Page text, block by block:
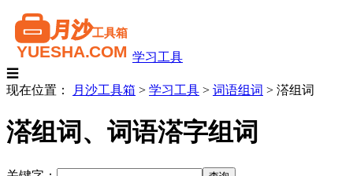
学习工具
☰
现在位置：
月沙工具箱 > 学习工具 > 词语组词 > 溚组词
溚组词、词语溚字组词